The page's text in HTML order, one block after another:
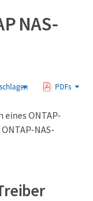
NAS-
PDFs
ONTAP-
NAS-